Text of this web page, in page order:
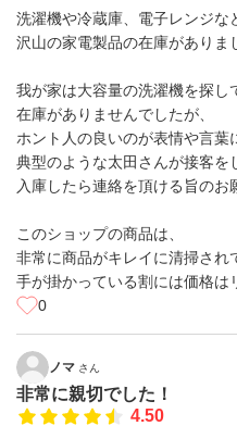
洗濯機や冷蔵庫、電子レンジな
沢山の家電製品の在庫がありま
我が家は大容量の洗濯機を探し
在庫がありませんでしたが、
ホント人の良いのが表情や言葉
典型のような太田さんが接客を
入庫したら連絡を頂ける旨のお
このショップの商品は、
非常に商品がキレイに清掃され
手が掛かっている割には価格は
0
ノマ さん
非常に親切でした！
4.50